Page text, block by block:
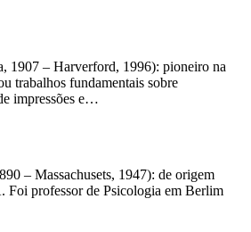
1907 – Harverford, 1996): pioneiro na
trabalhos fundamentais sobre
impressões e…
– Massachusets, 1947): de origem
Foi professor de Psicologia em Berlim